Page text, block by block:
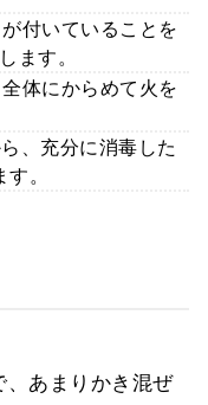
付いていることを
ます。
体にからめて火を
、充分に消毒した
。
、あまりかき混ぜ